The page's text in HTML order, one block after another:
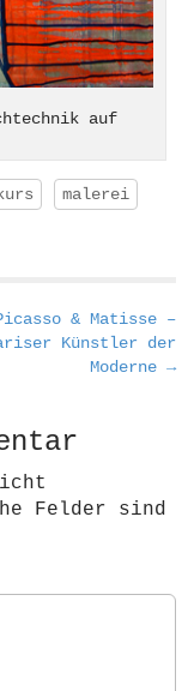
auf
malerei
& Matisse –
Künstler der
Moderne →
Felder sind